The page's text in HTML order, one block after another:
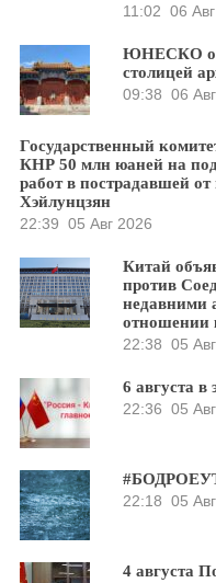
11:02 06
ЮНЕСКО
столицей
09:38 06
Государственный
КНР 50 млн юаней на
работ в пострадавшей
Хэйлунцзян
22:39 05 Авг 2026
Китай
против
недавними
отношении
22:38 05
6 августа в
22:36 05
22:18 05
4 августа